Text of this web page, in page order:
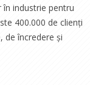
în industrie pentru
400.000 de clienți
de încredere și